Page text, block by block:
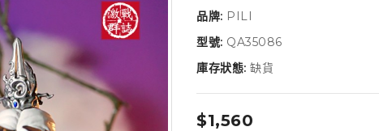
品牌: PILI
型號: QA35086
庫存狀態: 缺貨
$1,560